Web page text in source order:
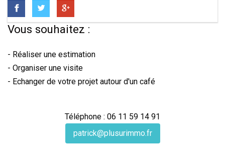
Vous souhaitez :
- Réaliser une estimation
- Organiser une visite
- Echanger de votre projet autour d'un café
Téléphone : 06 11 59 14 91
patrick@plusurimmo.fr